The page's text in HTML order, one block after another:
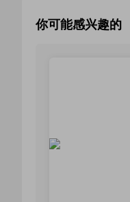
你可能感兴趣的